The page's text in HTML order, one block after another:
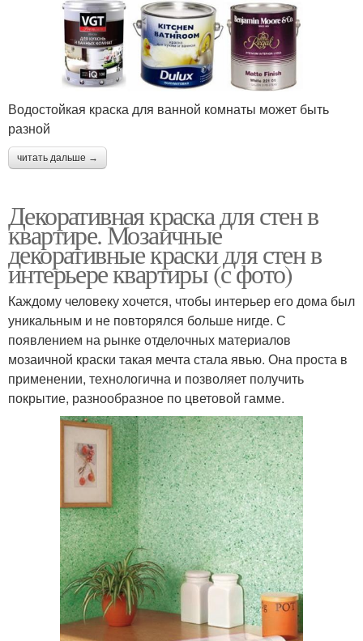
Водостойкая краска для ванной комнаты может быть
разной
читать дальше →
Декоративная краска для стен в
квартире. Мозаичные
декоративные краски для стен в
интерьере квартиры (с фото)
Каждому человеку хочется, чтобы интерьер его дома был
уникальным и не повторялся больше нигде. С
появлением на рынке отделочных материалов
мозаичной краски такая мечта стала явью. Она проста в
применении, технологична и позволяет получить
покрытие, разнообразное по цветовой гамме.